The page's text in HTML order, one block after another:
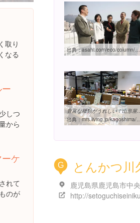
出典：asahi.com/eco/column/happiness/TKY201208010319.html
豊富な種類がうれしい！山形屋＆
出典：mrs.living.jp/kagoshima/shopping/reporter/2856816
取り
なる
しつ
から
ケ
れて
のが
G とんかつ川